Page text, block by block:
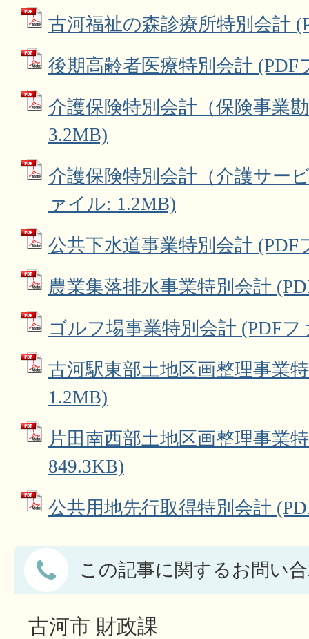
古河福祉の森診療所特別会計
後期高齢者医療特別会計 (PDF
介護保険特別会計（保険事業
3.2MB)
介護保険特別会計（介護サー
ァイル: 1.2MB)
公共下水道事業特別会計 (PDF
農業集落排水事業特別会計
ゴルフ場事業特別会計 (PDF
古河駅東部土地区画整理事業
1.2MB)
片田南西部土地区画整理事業
849.3KB)
公共用地先行取得特別会計
この記事に関するお問い
古河市 財政課